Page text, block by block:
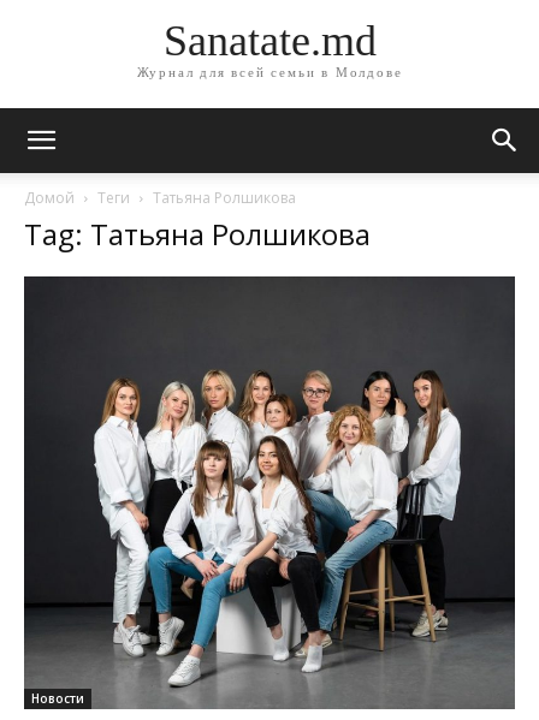
Sanatate.md
Журнал для всей семьи в Молдове
Домой Теги Татьяна Ролшикова
Tag: Татьяна Ролшикова
Новости